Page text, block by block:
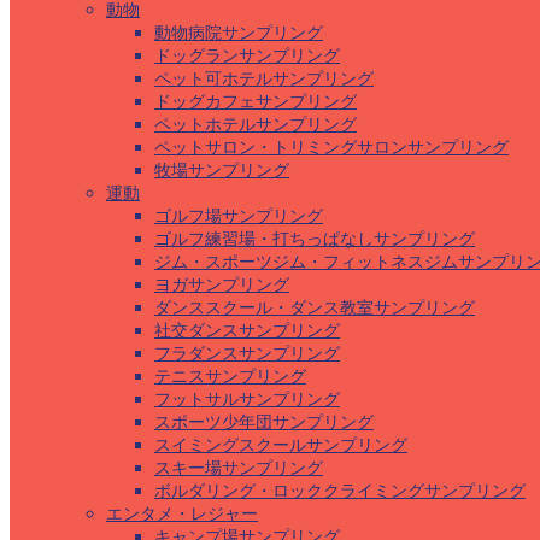
動物
動物病院サンプリング
ドッグランサンプリング
ペット可ホテルサンプリング
ドッグカフェサンプリング
ペットホテルサンプリング
ペットサロン・トリミングサロンサンプリング
牧場サンプリング
運動
ゴルフ場サンプリング
ゴルフ練習場・打ちっぱなしサンプリング
ジム・スポーツジム・フィットネスジムサンプリ
ヨガサンプリング
ダンススクール・ダンス教室サンプリング
社交ダンスサンプリング
フラダンスサンプリング
テニスサンプリング
フットサルサンプリング
スポーツ少年団サンプリング
スイミングスクールサンプリング
スキー場サンプリング
ボルダリング・ロッククライミングサンプリング
エンタメ・レジャー